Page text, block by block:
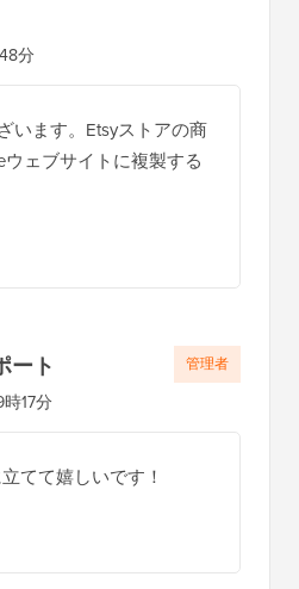
分
います。Etsyストアの商
ェブサイトに複製する
ート
17分
てて嬉しいです！
管理者